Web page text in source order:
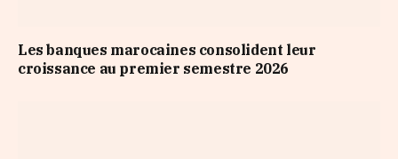
Les banques marocaines consolident leur
croissance au premier semestre 2026